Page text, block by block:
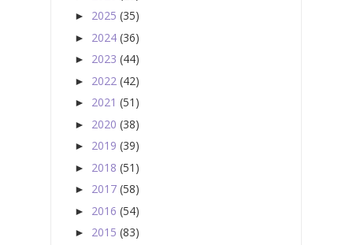
► 2025 (35)
► 2024 (36)
► 2023 (44)
► 2022 (42)
► 2021 (51)
► 2020 (38)
► 2019 (39)
► 2018 (51)
► 2017 (58)
► 2016 (54)
► 2015 (83)